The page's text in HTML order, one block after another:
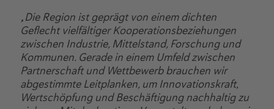
„Die Region ist geprägt von einem dichten
Geflecht vielfältiger Kooperationsbeziehungen
zwischen Industrie, Mittelstand, Forschung und
Kommunen. Gerade in einem Umfeld zwischen
Partnerschaft und Wettbewerb brauchen wir
abgestimmte Leitplanken, um Innovationskraft,
Wertschöpfung und Beschäftigung nachhaltig zu